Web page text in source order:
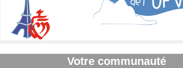
Votre communauté